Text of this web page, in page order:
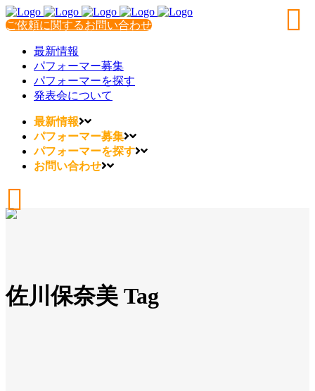
ご依頼に関するお問い合わせ
最新情報
パフォーマー募集
パフォーマーを探す
発表会について
最新情報
パフォーマー募集
パフォーマーを探す
お問い合わせ
佐川保奈美 Tag